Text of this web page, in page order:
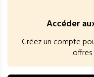
Accéder
Créez un compte